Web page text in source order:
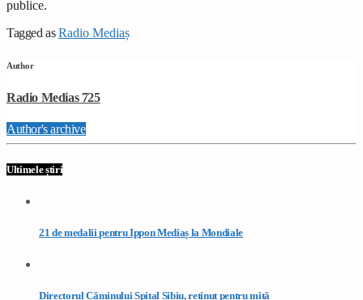
publice.
Tagged asRadio Mediaș
Author
Radio Medias 725
Author's archive
Ultimele știri
21 de medalii pentru Ippon Mediaș la Mondiale
Directorul Căminului Spital Sibiu, reținut pentru mită